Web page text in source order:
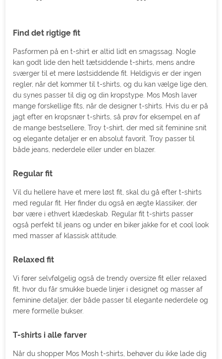
Find det rigtige fit
Pasformen på en t-shirt er altid lidt en smagssag. Nogle
kan godt lide den helt tætsiddende t-shirts, mens andre
sværger til et mere løstsiddende fit. Heldigvis er der ingen
regler, når det kommer til t-shirts, og du kan vælge lige den,
du synes passer til dig og din kropstype. Mos Mosh laver
mange forskellige fits, når de designer t-shirts. Hvis du er på
jagt efter en kropsnær t-shirts, så prøv for eksempel en af
de mange bestsellere, Troy t-shirt, der med sit feminine snit
og elegante detaljer er en absolut favorit. Troy passer til
både jeans, nederdele eller under en blazer.
Regular fit
Vil du hellere have et mere løst fit, skal du gå efter t-shirts
med regular fit. Her finder du også en ægte klassiker, der
bør være i ethvert klædeskab. Regular fit t-shirts passer
også perfekt til jeans og under en biker jakke for et cool look
med masser af klassisk attitude.
Relaxed fit
Vi fører selvfølgelig også de trendy oversize fit eller relaxed
fit, hvor du får smukke buede linjer i designet og masser af
feminine detaljer, der både passer til elegante nederdele og
mere formelle bukser.
T-shirts i alle farver
Når du shopper Mos Mosh t-shirts, behøver du ikke lade dig